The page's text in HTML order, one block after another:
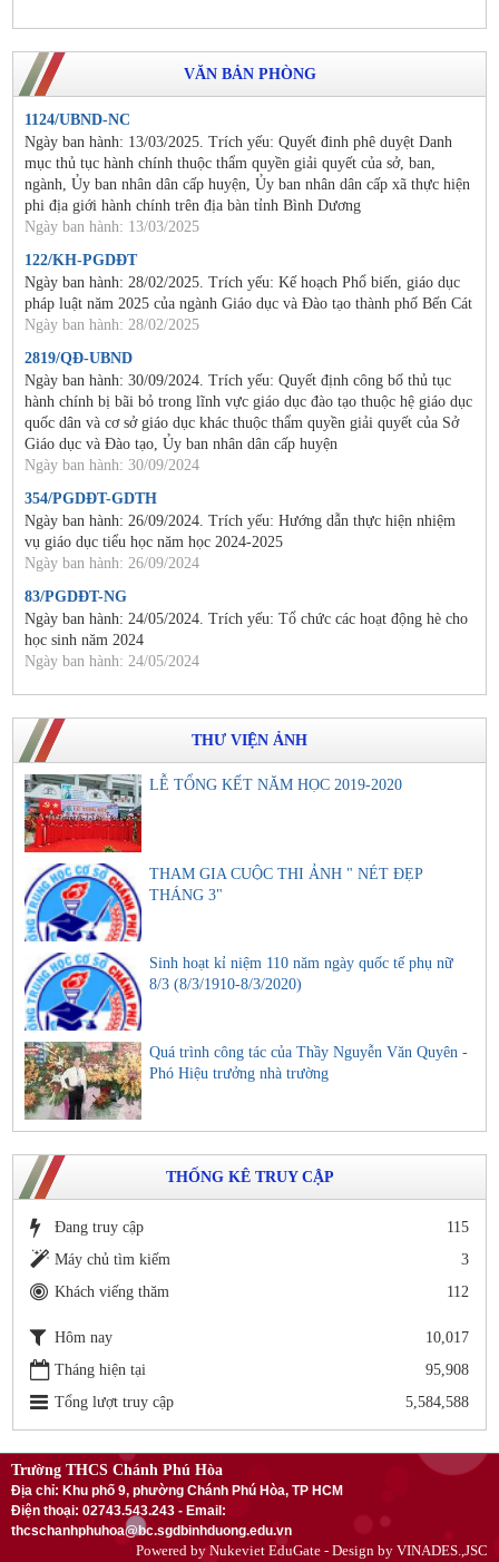
VĂN BẢN PHÒNG
1124/UBND-NC
Ngày ban hành: 13/03/2025. Trích yếu: Quyết đinh phê duyệt Danh
mục thủ tục hành chính thuộc thẩm quyền giải quyết của sở, ban,
ngành, Ủy ban nhân dân cấp huyện, Ủy ban nhân dân cấp xã thực hiện
phi địa giới hành chính trên địa bàn tỉnh Bình Dương
Ngày ban hành: 13/03/2025
122/KH-PGDĐT
Ngày ban hành: 28/02/2025. Trích yếu: Kế hoạch Phổ biến, giáo dục
pháp luật năm 2025 của ngành Giáo dục và Đào tạo thành phố Bến Cát
Ngày ban hành: 28/02/2025
2819/QĐ-UBND
Ngày ban hành: 30/09/2024. Trích yếu: Quyết định công bố thủ tục
hành chính bị bãi bỏ trong lĩnh vực giáo dục đào tạo thuộc hệ giáo dục
quốc dân và cơ sở giáo dục khác thuộc thẩm quyền giải quyết của Sở
Giáo dục và Đào tạo, Ủy ban nhân dân cấp huyện
Ngày ban hành: 30/09/2024
354/PGDĐT-GDTH
Ngày ban hành: 26/09/2024. Trích yếu: Hướng dẫn thực hiện nhiệm
vụ giáo dục tiểu học năm học 2024-2025
Ngày ban hành: 26/09/2024
83/PGDĐT-NG
Ngày ban hành: 24/05/2024. Trích yếu: Tổ chức các hoạt động hè cho
học sinh năm 2024
Ngày ban hành: 24/05/2024
THƯ VIỆN ẢNH
LỄ TỔNG KẾT NĂM HỌC 2019-2020
THAM GIA CUỘC THI ẢNH " NÉT ĐẸP
THÁNG 3"
Sinh hoạt kỉ niệm 110 năm ngày quốc tế phụ nữ
8/3 (8/3/1910-8/3/2020)
Quá trình công tác của Thầy Nguyễn Văn Quyên -
Phó Hiệu trưởng nhà trường
THỐNG KÊ TRUY CẬP
Đang truy cập
115
Máy chủ tìm kiếm
3
Khách viếng thăm
112
Hôm nay
10,017
Tháng hiện tại
95,908
Tổng lượt truy cập
5,584,588
Trường THCS Chánh Phú Hòa
Địa chỉ: Khu phố 9, phường Chánh Phú Hòa, TP HCM
Điện thoại: 02743.543.243 - Email:
thcschanhphuhoa@bc.sgdbinhduong.edu.vn
Powered by Nukeviet EduGate - Design by VINADES.,JSC